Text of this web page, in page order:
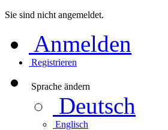
Sie sind nicht angemeldet.
Anmelden
Registrieren
Sprache ändern
Deutsch
Englisch